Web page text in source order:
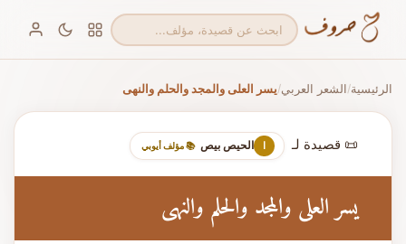
الرئيسية/الشعر العربي/يسر العلى والمجد والحلم والنهى
📜 قصيدة لـ ا الحيص بيص 📚 مؤلف أيوبي
يسر العلى والمجد والحلم والنهى